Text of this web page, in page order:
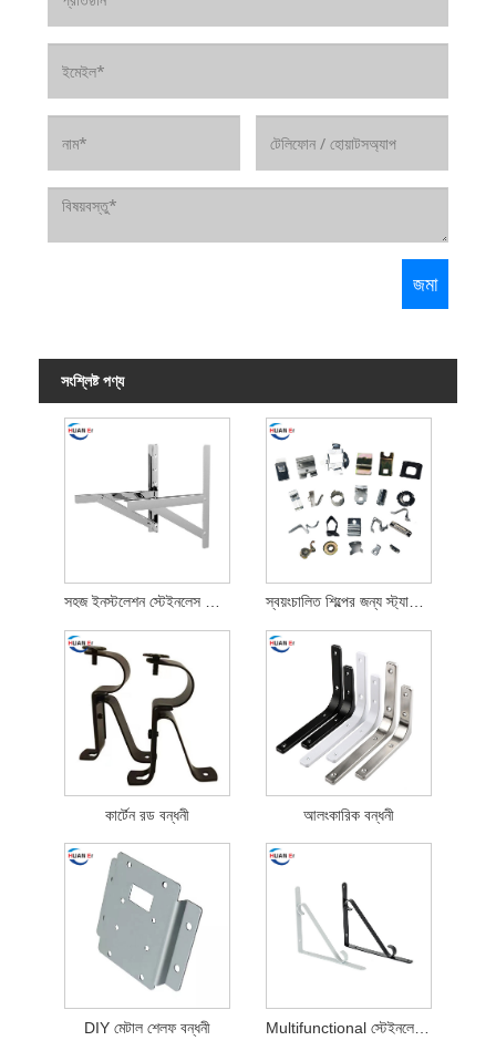
সংশ্লিষ্ট পণ্য
সহজ ইনস্টলেশন স্টেইনলেস স্টীল এয়ার কন্ডিশনার বন্ধনী স্বয়ংচালিত শিল্পের জন্য স্ট্যাম্পযুক্ত ধাতব অংশ
কার্টেন রড বন্ধনী আলংকারিক বন্ধনী
DIY মেটাল শেলফ বন্ধনী Multifunctional স্টেইনলেস স্টীল মুদ্রাঙ্কন অংশ বন্ধনী